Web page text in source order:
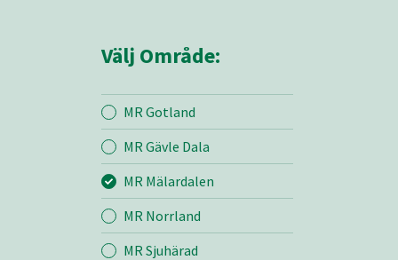
Mina sidor
MR Mälardalen
Välj Område:
MR Gotland
MR Gävle Dala
MR Mälardalen
MR Norrland
MR Sjuhärad